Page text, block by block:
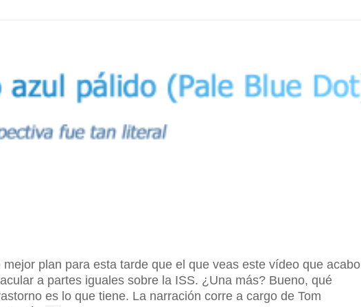
plan para esta tarde que el que veas este vídeo que acabo
a partes iguales sobre la ISS. ¿Una más? Bueno, qué
es lo que tiene. La narración corre a cargo de Tom